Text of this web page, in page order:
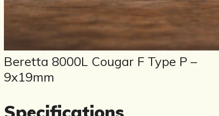
Beretta 8000L Cougar F Type P –
9x19mm